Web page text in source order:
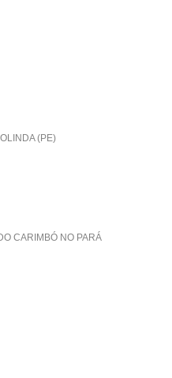
(PE)
CARIMBÓ NO PARÁ